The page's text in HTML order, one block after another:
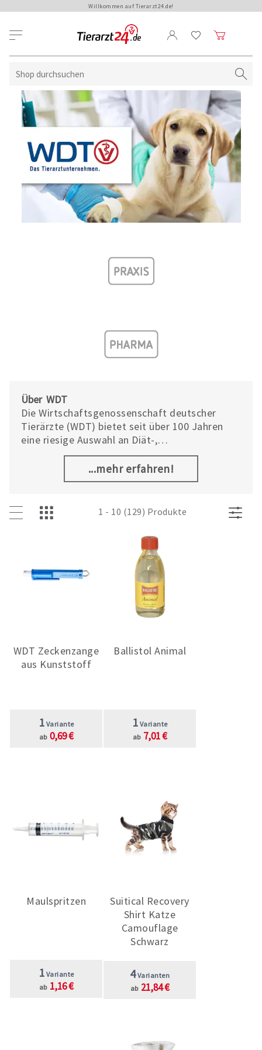
Willkommen auf Tierarzt24.de!
Über WDT
Die Wirtschaftsgenossenschaft deutscher
Tierärzte (WDT) bietet seit über 100 Jahren
eine riesige Auswahl an Diät-,
Ergänzungsfutter- und Pflegemitteln sowie
das größte Sortiment an Praxisbedarf aus
eigener Produktion. Jahrelange Erfahrungen in
WDT-Produkte aus. Deshalb entsprechen sie
höchsten Qualitätsanforderungen und stehen
für ein faires Preis-Leistungsverhältnis.
...mehr erfahren!
1 - 10 (129) Produkte
WDT Zeckenzange
aus Kunststoff
1 Variante
ab 0,69 €
Ballistol Animal
1 Variante
ab 7,01 €
Maulspritzen
1 Variante
ab 1,16 €
Suitical Recovery
Shirt Katze
Camouflage
Schwarz
4Varianten
ab 21,84 €